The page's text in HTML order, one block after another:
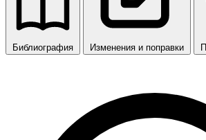
Библиография Изменения и поправки